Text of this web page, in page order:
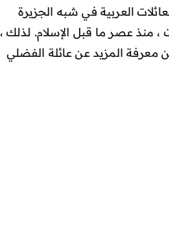
العربية في شبه الجزيرة
، منذ عصر ما قبل الإسلام. لذلك ،
معرفة المزيد عن عائلة الفضلي